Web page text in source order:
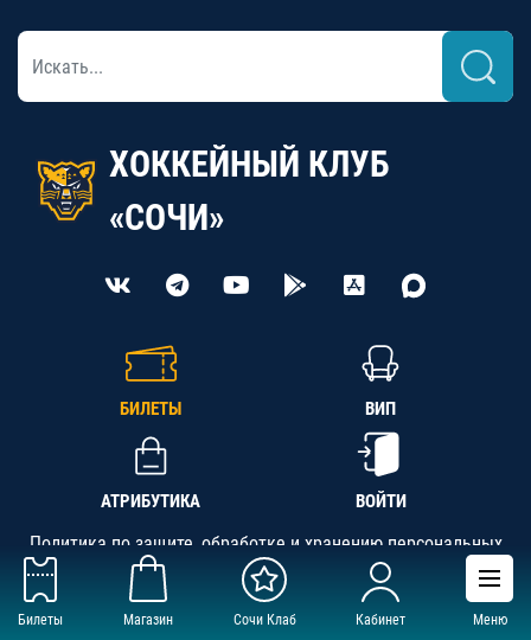
Билеты Магазин Сочи Клаб Кабинет Меню
ХОККЕЙНЫЙ КЛУБ
«СОЧИ»
БИЛЕТЫ ВИП
АТРИБУТИКА ВОЙТИ
Политика по защите, обработке и хранению персональных
данных
АНО «СК «Кубань-Регион», ОГРН 1142300002349,